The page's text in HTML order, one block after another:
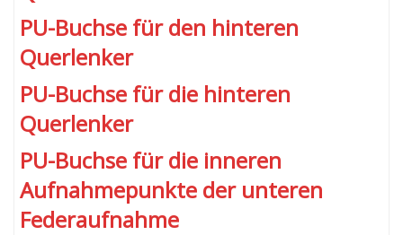
PU-Buchse für den hinteren
Querlenker
PU-Buchse für die hinteren
Querlenker
PU-Buchse für die inneren
Aufnahmepunkte der unteren
Federaufnahme